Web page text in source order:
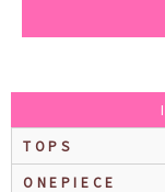
TOPS
ONEPIECE